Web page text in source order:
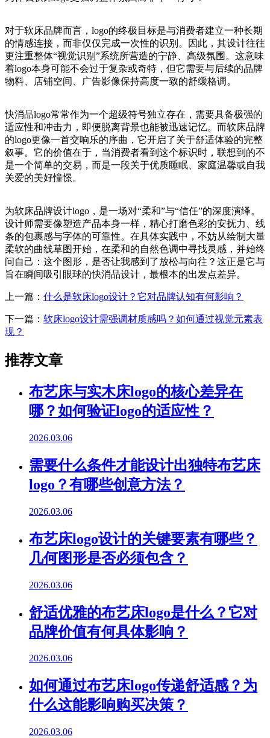
对于软床品牌而言，logo的终极目标是与消费者建立一种长期
的情感连接，而非仅仅完成一次性的识别。因此，其设计往往
更注重整体“视觉识别”系统所营造的宁静、高级氛围。这意味
着logo本身可能不会过于复杂或奇特，但它需要与后续的品牌
物料、店铺空间、广告影像保持高度一致的舒缓格调。
快消品logo常常作为一个超级符号独立存在，需要具备极强的
适应性和冲击力，即便脱离背景也能被迅速记忆。而软床品牌
的logo更像一首交响乐的序曲，它开启了关于舒适体验的完整
叙事。它的价值在于，当消费者看到这个标识时，联想到的不
是一个简单的交易，而是一段关于优质睡眠、家庭温馨或自我
关爱的美好憧憬。
为软床品牌设计logo，是一场对“柔和”与“信任”的深度演绎。
设计师需要像塑造产品本身一样，精心打磨色彩的安抚力、线
条的包裹感与字体的可靠性。在具体实践中，不妨从绘制大量
柔软的曲线草图开始，在柔和的自然色调中寻找灵感，并始终
问自己：这个图形，是否让我感到了放松与向往？这正是它与
旨在瞬间吸引眼球的快消品设计，最根本的出发点差异。
上一篇： 什么是软床logo设计？它对品牌认知有何影响？
下一篇： 软床logo设计需强调材质感吗？如何通过视觉元素表
现？
推荐文章
布艺床与实木床logo的核心差异在
哪？如何验证logo的适应性？
2026.03.06
需要什么条件才能设计出独特布艺床
logo？有哪些创意方法？
2026.03.06
布艺床logo设计的关键要素有哪些？
几何图形是否必须包含？
2026.03.06
舒适优雅的布艺床logo是什么？它对
品牌价值有何具体影响？
2026.03.06
如何通过布艺床logo传递舒适感？为
什么这能影响购买决策？
2026.03.06